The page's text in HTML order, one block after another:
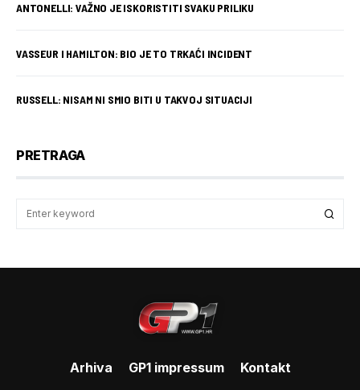
ANTONELLI: VAŽNO JE ISKORISTITI SVAKU PRILIKU
VASSEUR I HAMILTON: BIO JE TO TRKAĆI INCIDENT
RUSSELL: NISAM NI SMIO BITI U TAKVOJ SITUACIJI
PRETRAGA
Arhiva GP1 impressum Kontakt